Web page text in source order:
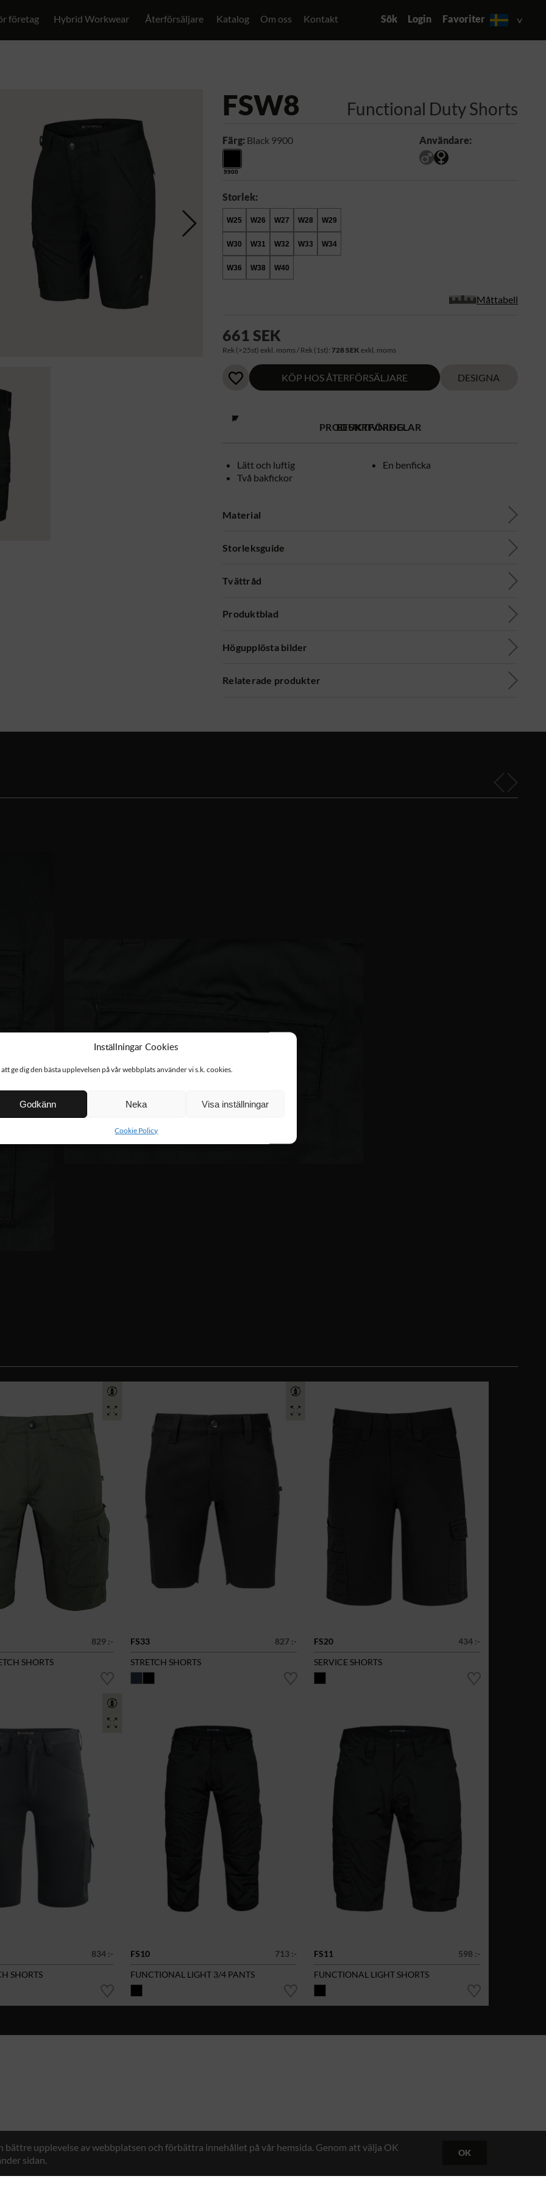
Inställningar Cookies
ge dig den bästa upplevelsen på vår webbplats använder vi s.k. cookies.
Godkänn Neka Visa inställningar
Cookie Policy
företag Hybrid Workwear Återförsäljare Katalog Om oss Kontakt Sök Login Favoriter
FSW8 Functional Duty Shorts
Färg: Black 9900
9900
Användare:
Storlek:
W25 W26 W27 W28 W29
W30 W31 W32 W33 W34
W36 W38 W40
Måttabell
661 SEK
Rek (>25st) exkl. moms / Rek (1st):728 SEK exkl. moms
KÖP HOS ÅTERFÖRSÄLJARE DESIGNA
PRODUKTFÖRDELAR
Lätt och luftig
Två bakfickor
En benficka
BESKRIVNING
Material
Storleksguide
Tvättråd
Produktblad
Högupplösta bilder
Relaterade produkter
829 :-
SHORTS
FS33
827 :-
STRETCH SHORTS
FS20
434 :-
SERVICE SHORTS
834 :-
SHORTS
FS10
713 :-
FUNCTIONAL LIGHT 3/4 PANTS
FS11
598 :-
FUNCTIONAL LIGHT SHORTS
upplevelse av webbplatsen och förbättra innehållet på vår hemsida. Genom att välja OK
sidan.
OK